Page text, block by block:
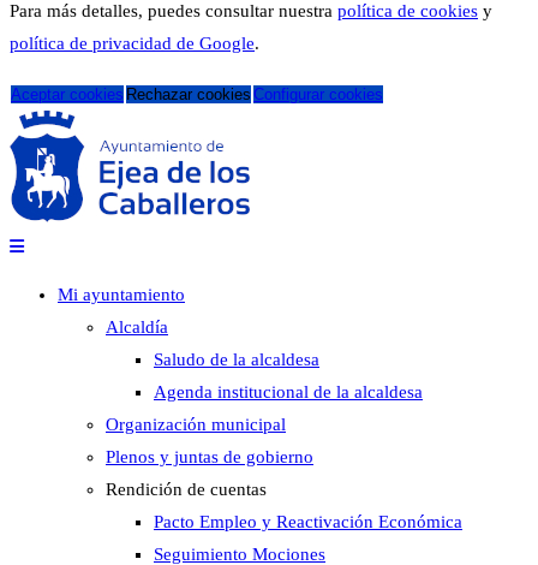
Para más detalles, puedes consultar nuestra política de cookies y
política de privacidad de Google.
Aceptar cookies Rechazar cookies Configurar cookies
Mi ayuntamiento
Alcaldía
Saludo de la alcaldesa
Agenda institucional de la alcaldesa
Organización municipal
Plenos y juntas de gobierno
Rendición de cuentas
Pacto Empleo y Reactivación Económica
Seguimiento Mociones